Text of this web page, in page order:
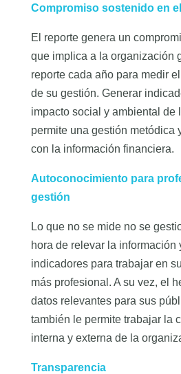
Compromiso sostenido en
El reporte genera un
que implica a la organización
reporte cada año para medir
de su gestión. Generar
impacto social y ambiental de
permite una gestión metódica
con la información financiera.
Autoconocimiento para
gestión
Lo que no se mide no se
hora de relevar la información
indicadores para trabajar en
más profesional. A su vez, el
datos relevantes para sus
también le permite trabajar la
interna y externa de la
Transparencia